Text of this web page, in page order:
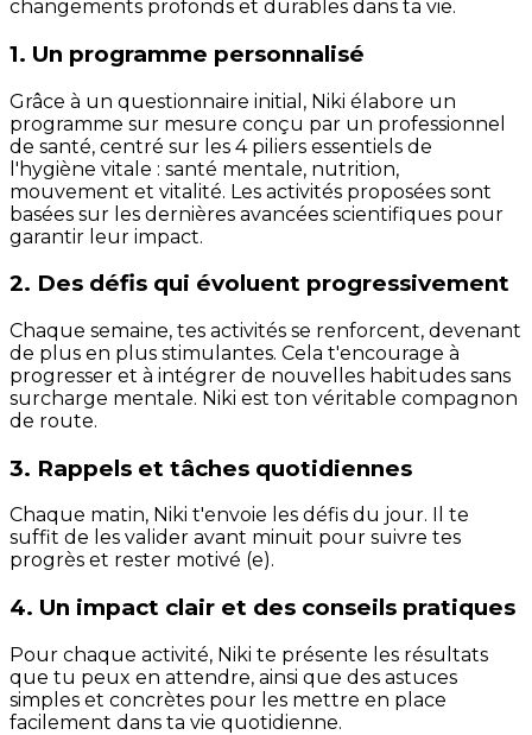
changements profonds et durables dans ta vie.
1. Un programme personnalisé
Grâce à un questionnaire initial, Niki élabore un
programme sur mesure conçu par un professionnel
de santé, centré sur les 4 piliers essentiels de
l'hygiène vitale : santé mentale, nutrition,
mouvement et vitalité. Les activités proposées sont
basées sur les dernières avancées scientifiques pour
garantir leur impact.
2. Des défis qui évoluent progressivement
Chaque semaine, tes activités se renforcent, devenant
de plus en plus stimulantes. Cela t'encourage à
progresser et à intégrer de nouvelles habitudes sans
surcharge mentale. Niki est ton véritable compagnon
de route.
3. Rappels et tâches quotidiennes
Chaque matin, Niki t'envoie les défis du jour. Il te
suffit de les valider avant minuit pour suivre tes
progrès et rester motivé (e).
4. Un impact clair et des conseils pratiques
Pour chaque activité, Niki te présente les résultats
que tu peux en attendre, ainsi que des astuces
simples et concrètes pour les mettre en place
facilement dans ta vie quotidienne.